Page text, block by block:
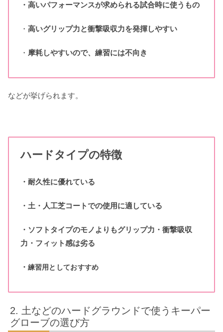
・高いパフォーマンスが求められる試合時に使うもの
・ 高いグリップ力と衝撃吸収力を発揮しやすい
・ 摩耗しやすいので、練習には不向き
などが挙げられます。
ハードタイプの特徴
・耐久性に優れている
・土・人工芝コートでの使用に適している
・ソフトタイプのモノよりもグリップ力・衝撃吸収
力・フィット感は劣る
・ 練習用としておすすめ
土などのハードグラウンドで使うキーパー
グローブの選び方